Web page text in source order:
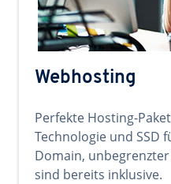
Webhosting
Perfekte Hosting-
Technologie und SSD
Domain,
sind bereits inklusive.